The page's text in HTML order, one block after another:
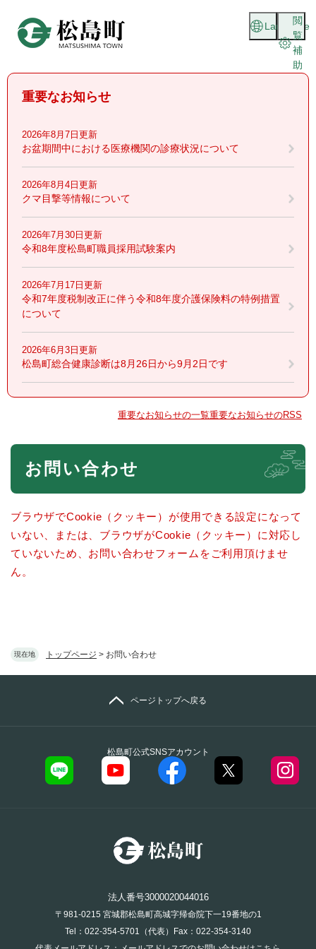
頭
閲
覧
補
助
Language
現在地 トップページ > お問い合わせ
重要なお知らせ
2026年8月7日更新
お盆期間中における医療機関の診療状況について
2026年8月4日更新
クマ目撃等情報について
2026年7月30日更新
令和8年度松島町職員採用試験案内
2026年7月17日更新
令和7年度税制改正に伴う令和8年度介護保険料の特例措置
について
2026年6月3日更新
松島町総合健康診断は8月26日から9月2日です
重要なお知らせの一覧重要なお知らせのRSS
本
お問い合わせ
ブラウザでCookie（クッキー）が使用できる設定になって
いない、または、ブラウザがCookie（クッキー）に対応し
ていないため、お問い合わせフォームをご利用頂けませ
ん。
松島町公式SNSアカウント
ページトップへ戻る
法人番号3000020044016
〒981-0215 宮城郡松島町高城字帰命院下一19番地の1
Tel：022-354-5701（代表）Fax：022-354-3140